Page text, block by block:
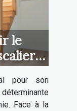
le
?
pour son
Face à la